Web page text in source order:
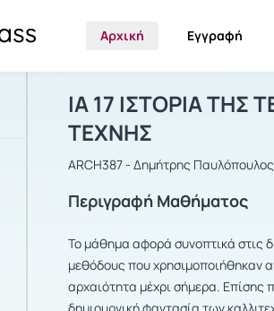
Αρχική Εγγραφή
Μάθημα : ΙΑ 17
ΙΑ 17 ΙΣΤΟΡΙΑ
ΤΕΧΝΗΣ
ARCH387 - Δημήτρης
Περιγραφή Μαθήματος
Το μάθημα αφορά συνοπτικά στις
μεθόδους που χρησιμοποιήθηκαν
αρχαιότητα μέχρι σήμερα. Επίσης